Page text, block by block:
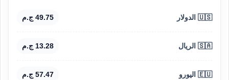
🇺🇸 الدولار 49.75 ج.م
🇸🇦 الريال 13.28 ج.م
🇪🇺 اليورو 57.47 ج.م